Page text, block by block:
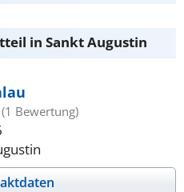
in Sankt Augustin
(1 Bewertung)